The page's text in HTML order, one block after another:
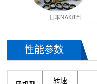
性能参数
转速